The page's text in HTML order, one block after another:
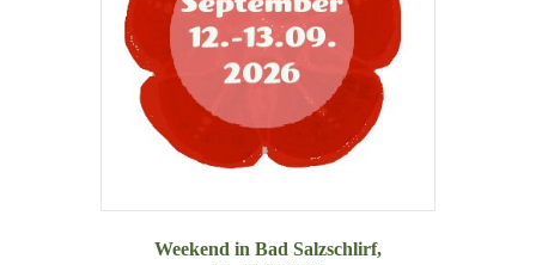
Weekend in Bad Salzschlirf,